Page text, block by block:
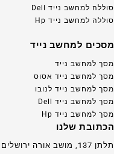
סוללה למחשב נייד Dell
סוללה למחשב נייד Hp
מסכים למחשב נייד
מסך למחשב נייד
מסך למחשב נייד אסוס
מסך למחשב נייד לנובו
מסך למחשב נייד Dell
מסך למחשב נייד Hp
הכתובת שלנו
תלתן 137, מושב אורה ירושלים